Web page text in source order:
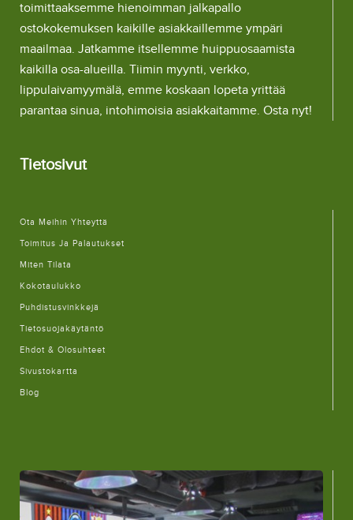
toimittaaksemme hienoimman jalkapallo
ostokokemuksen kaikille asiakkaillemme ympäri
maailmaa. Jatkamme itsellemme huippuosaamista
kaikilla osa-alueilla. Tiimin myynti, verkko,
lippulaivamyymälä, emme koskaan lopeta yrittää
parantaa sinua, intohimoisia asiakkaitamme. Osta nyt!
Tietosivut
Ota Meihin Yhteyttä
Toimitus Ja Palautukset
Miten Tilata
Kokotaulukko
Puhdistusvinkkejä
Tietosuojakäytäntö
Ehdot & Olosuhteet
Sivustokartta
Blog